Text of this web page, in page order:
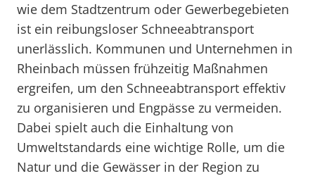
wie dem Stadtzentrum oder Gewerbegebieten
ist ein reibungsloser Schneeabtransport
unerlässlich. Kommunen und Unternehmen in
Rheinbach müssen frühzeitig Maßnahmen
ergreifen, um den Schneeabtransport effektiv
zu organisieren und Engpässe zu vermeiden.
Dabei spielt auch die Einhaltung von
Umweltstandards eine wichtige Rolle, um die
Natur und die Gewässer in der Region zu